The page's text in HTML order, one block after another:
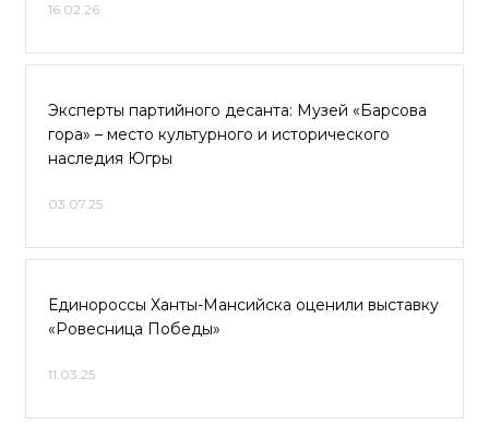
16.02.26
Эксперты партийного десанта: Музей «Барсова
гора» – место культурного и исторического
наследия Югры
03.07.25
Единороссы Ханты-Мансийска оценили выставку
«Ровесница Победы»
11.03.25